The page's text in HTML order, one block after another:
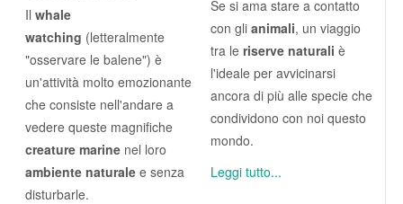
Il whale
watching (letteralmente
"osservare le balene") è
un'attività molto emozionante
che consiste nell'andare a
vedere queste magnifiche
creature marine nel loro
ambiente naturale e senza
disturbarle.
Se si ama stare a contatto
con gli animali, un viaggio
tra le riserve naturali è
l'ideale per avvicinarsi
ancora di più alle specie che
condividono con noi questo
mondo.
Leggi tutto...